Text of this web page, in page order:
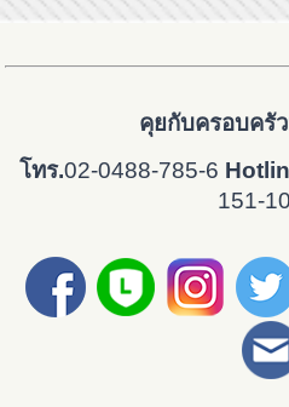
คุยกับครอบครั
โทร.02-0488-785-6
151-